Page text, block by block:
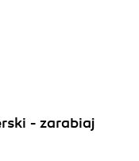
- zarabiaj